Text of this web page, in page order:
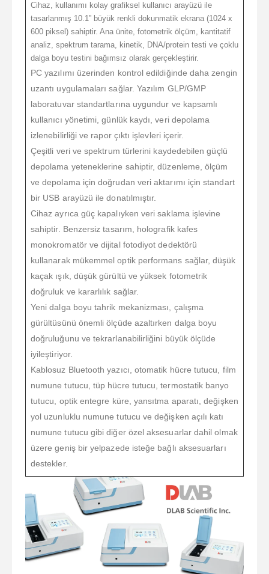
Cihaz, kullanımı kolay grafiksel kullanıcı arayüzü ile
tasarlanmış 10.1” büyük renkli dokunmatik ekrana (1024 x
600 piksel) sahiptir. Ana ünite, fotometrik ölçüm, kantitatif
analiz, spektrum tarama, kinetik, DNA/protein testi ve çoklu
dalga boyu testini bağımsız olarak gerçekleştirir.
PC yazılımı üzerinden kontrol edildiğinde daha zengin
uzantı uygulamaları sağlar. Yazılım GLP/GMP
laboratuvar standartlarına uygundur ve kapsamlı
kullanıcı yönetimi, günlük kaydı, veri depolama
izlenebilirliği ve rapor çıktı işlevleri içerir.
Çeşitli veri ve spektrum türlerini kaydedebilen güçlü
depolama yeteneklerine sahiptir, düzenleme, ölçüm
ve depolama için doğrudan veri aktarımı için standart
bir USB arayüzü ile donatılmıştır.
Cihaz ayrıca güç kapalıyken veri saklama işlevine
sahiptir. Benzersiz tasarım, holografik kafes
monokromatör ve dijital fotodiyot dedektörü
kullanarak mükemmel optik performans sağlar, düşük
kaçak ışık, düşük gürültü ve yüksek fotometrik
doğruluk ve kararlılık sağlar.
Yeni dalga boyu tahrik mekanizması, çalışma
gürültüsünü önemli ölçüde azaltırken dalga boyu
doğruluğunu ve tekrarlanabilirliğini büyük ölçüde
iyileştiriyor.
Kablosuz Bluetooth yazıcı, otomatik hücre tutucu, film
numune tutucu, tüp hücre tutucu, termostatik banyo
tutucu, optik entegre küre, yansıtma aparatı, değişken
yol uzunluklu numune tutucu ve değişken açılı katı
numune tutucu gibi diğer özel aksesuarlar dahil olmak
üzere geniş bir yelpazede isteğe bağlı aksesuarları
destekler.